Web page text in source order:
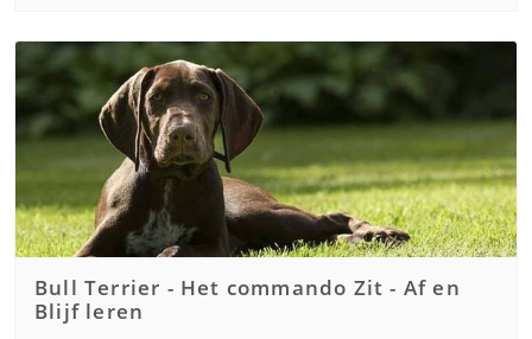
Bull Terrier - Het commando Zit - Af en
Blijf leren